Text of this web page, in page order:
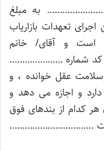
به مبلغ
تعهدات بازاریاب
است و آقای/ خانم
کد شماره …………………
عقل خوانده ، و
دارد و اجازه می دهد و
کدام از بندهای فوق
……………………………